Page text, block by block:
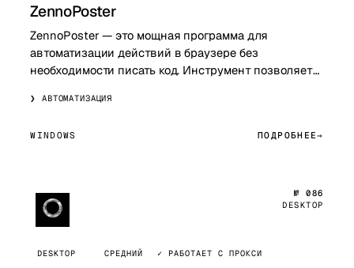
ZennoPoster
ZennoPoster — это мощная программа для
автоматизации действий в браузере без
необходимости писать код. Инструмент позволяет
аккаунтов, а…
АВТОМАТИЗАЦИЯ
WINDOWS ПОДРОБНЕЕ
№ 086
DESKTOP
DESKTOP СРЕДНИЙ ✓ РАБОТАЕТ С ПРОКСИ